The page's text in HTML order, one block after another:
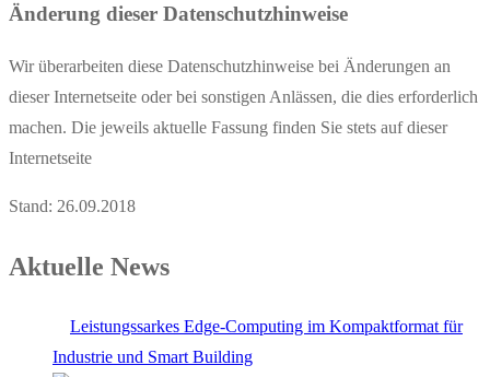
Änderung dieser Datenschutzhinweise
Wir überarbeiten diese Datenschutzhinweise bei Änderungen an
dieser Internetseite oder bei sonstigen Anlässen, die dies erforderlich
machen. Die jeweils aktuelle Fassung finden Sie stets auf dieser
Internetseite
Stand: 26.09.2018
Aktuelle News
Leistungssarkes Edge-Computing im Kompaktformat für
Industrie und Smart Building